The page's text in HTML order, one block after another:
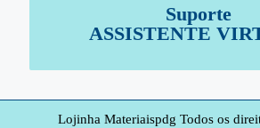
Suporte
ASSISTENTE
Lojinha Materiaispdg Todos os